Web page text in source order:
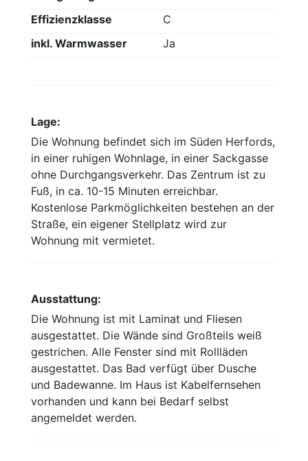
Effizienzklasse
C
inkl. Warmwasser
Ja
Lage:
Die Wohnung befindet sich im Süden Herfords,
in einer ruhigen Wohnlage, in einer Sackgasse
ohne Durchgangsverkehr. Das Zentrum ist zu
Fuß, in ca. 10-15 Minuten erreichbar.
Kostenlose Parkmöglichkeiten bestehen an der
Straße, ein eigener Stellplatz wird zur
Wohnung mit vermietet.
Ausstattung:
Die Wohnung ist mit Laminat und Fliesen
ausgestattet. Die Wände sind Großteils weiß
gestrichen. Alle Fenster sind mit Rollläden
ausgestattet. Das Bad verfügt über Dusche
und Badewanne. Im Haus ist Kabelfernsehen
vorhanden und kann bei Bedarf selbst
angemeldet werden.